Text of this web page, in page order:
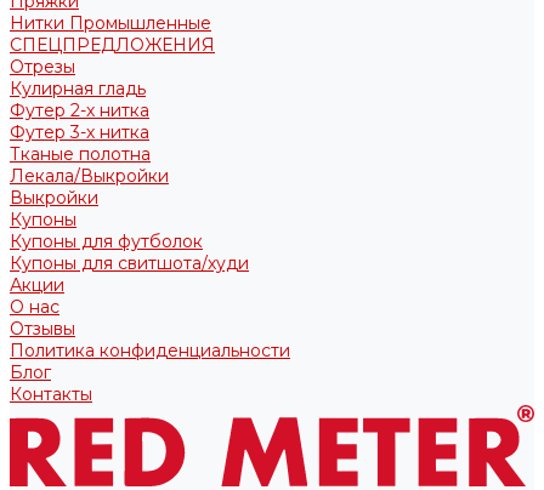
Нитки Промышленные
СПЕЦПРЕДЛОЖЕНИЯ
Отрезы
Кулирная гладь
Футер 2-х нитка
Футер 3-х нитка
Тканые полотна
Лекала/Выкройки
Выкройки
Купоны
Купоны для футболок
Купоны для свитшота/худи
Акции
О нас
Отзывы
Политика конфиденциальности
Блог
Контакты